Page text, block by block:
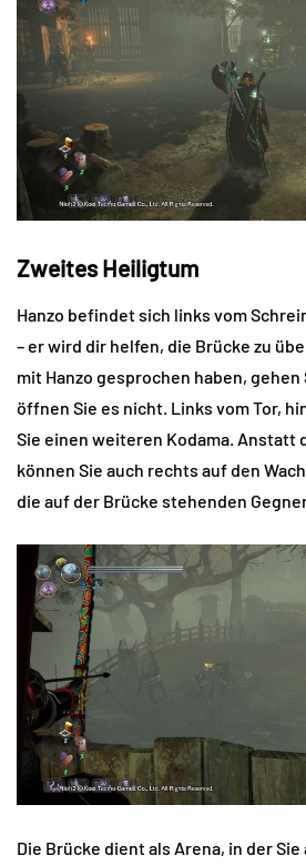
Zweites Heiligtum
Hanzo befindet sich links vom
– er wird dir helfen, die Brücke zu
mit Hanzo gesprochen haben, gehen
öffnen Sie es nicht. Links vom Tor,
Sie einen weiteren Kodama. Anstatt
können Sie auch rechts auf den
die auf der Brücke stehenden
Die Brücke dient als Arena, in der